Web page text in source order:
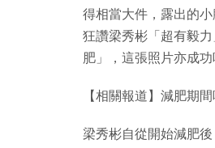
得相當大件，露出的
狂讚梁秀彬「超有毅
肥」，這張照片亦成
【相關報道】減肥期
梁秀彬自從開始減肥